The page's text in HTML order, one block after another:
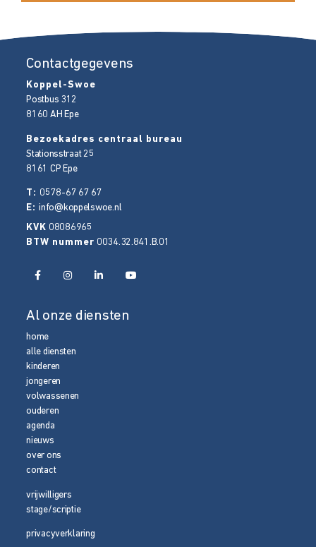
Contactgegevens
Koppel-Swoe
Postbus 312
8160 AH Epe
Bezoekadres centraal bureau
Stationsstraat 25
8161 CP Epe
T: 0578-67 67 67
E:info@koppelswoe.nl
KVK 08086965
BTW nummer 0034.32.841.B.01
Al onze diensten
home
alle diensten
kinderen
jongeren
volwassenen
ouderen
agenda
nieuws
over ons
contact
vrijwilligers
stage/scriptie
privacyverklaring